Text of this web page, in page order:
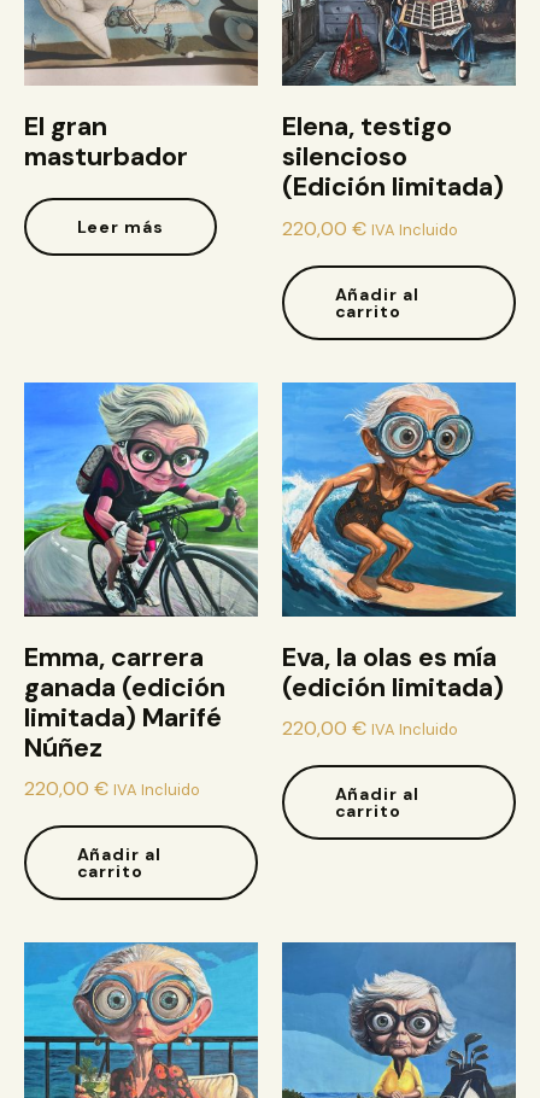
El gran
masturbador
Leer más
Elena, testigo
silencioso
(Edición limitada)
220,00 € IVA Incluido
Añadir al
carrito
Emma, carrera
ganada (edición
limitada) Marifé
Núñez
220,00 € IVA Incluido
Añadir al
carrito
Eva, la olas es mía
(edición limitada)
220,00 € IVA Incluido
Añadir al
carrito